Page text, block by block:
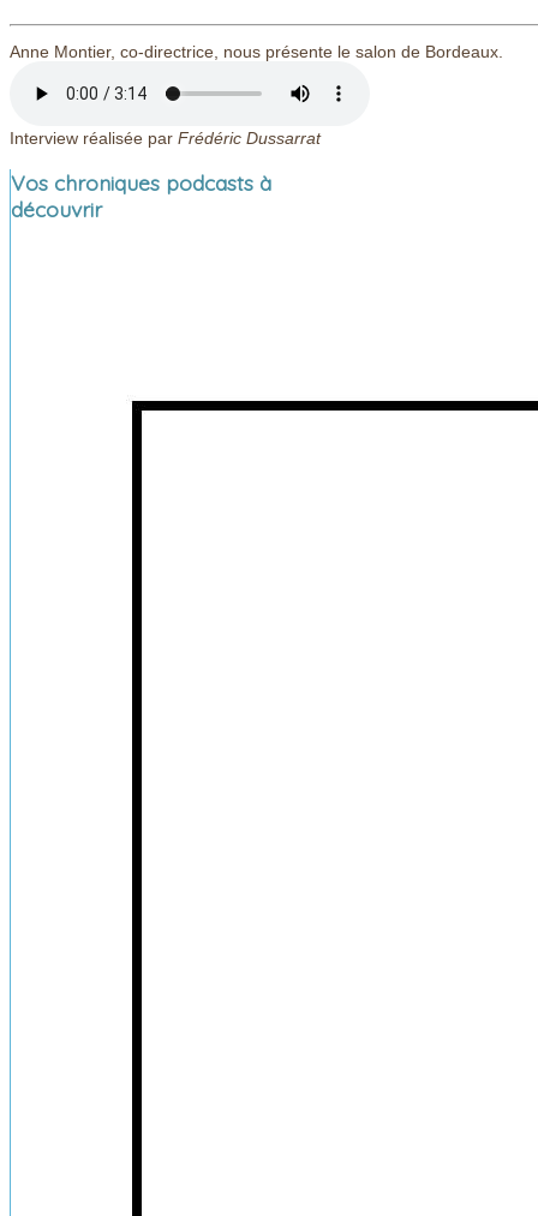
Anne Montier, co-directrice, nous présente le salon de Bordeaux.
Interview réalisée par Frédéric Dussarrat
Vos chroniques podcasts à
découvrir